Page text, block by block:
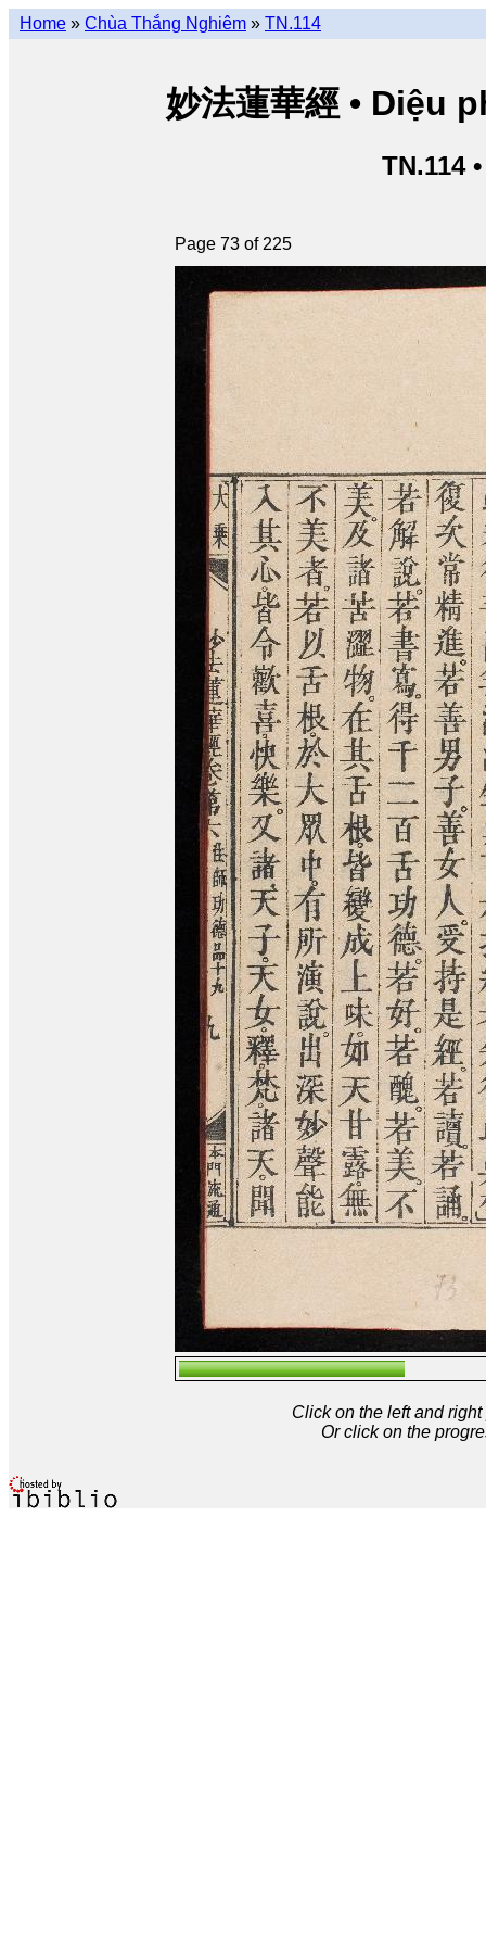
Home » Chùa Thắng Nghiêm » TN.114
妙法蓮華經 • Diệu
TN.114
Page 73 of 225
Click on the left and
Or click on the